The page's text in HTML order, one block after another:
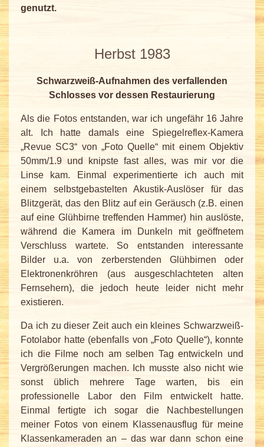
genutzt.
Herbst 1983
Schwarzweiß-Aufnahmen des verfallenden
Schlosses vor dessen Restaurierung
Als die Fotos entstanden, war ich ungefähr 16 Jahre
alt. Ich hatte damals eine Spiegelreflex-Kamera
„Revue SC3“ von „Foto Quelle“ mit einem Objektiv
50mm/1.9 und knipste fast alles, was mir vor die
Linse kam. Einmal experimentierte ich auch mit
einem selbstgebastelten Akustik-Auslöser für das
Blitzgerät, das den Blitz auf ein Geräusch (z.B. einen
auf eine Glühbirne treffenden Hammer) hin auslöste,
während die Kamera im Dunkeln mit geöffnetem
Verschluss wartete. So entstanden interessante
Bilder u.a. von zerberstenden Glühbirnen oder
Elektronenkröhren (aus ausgeschlachteten alten
Fernsehern), die jedoch heute leider nicht mehr
existieren.
Da ich zu dieser Zeit auch ein kleines Schwarzweiß-
Fotolabor hatte (ebenfalls von „Foto Quelle“), konnte
ich die Filme noch am selben Tag entwickeln und
Vergrößerungen machen. Ich musste also nicht wie
sonst üblich mehrere Tage warten, bis ein
professionelle Labor den Film entwickelt hatte.
Einmal fertigte ich sogar die Nachbestellungen
meiner Fotos von einem Klassenausflug für meine
Klassenkameraden an – das war dann schon eine